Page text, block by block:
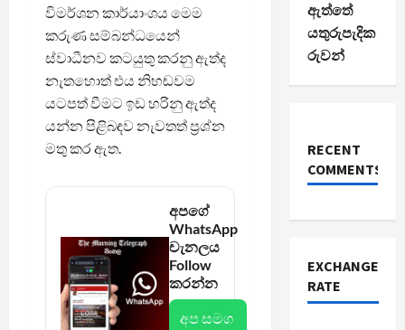
විමර්ශන කාර්යාංශය මෙම
කරුණ සම්බන්ධයෙන්
ස්වාධීනව කටයුතු කරනු ඇත්ද
නැතහොත් එය නිහඬවම
යටපත් වීමට ඉඩ හරිනු ඇත්ද
යන්න පිළිබඳව නැවතත් ප්‍රශ්න
මතු කර ඇත.
අපගේ
WhatsApp
චැනලය
Follow
කරන්න
අප සමග
ඇත්තේ
යතුරුපැදික
රුවන්
RECENT
COMMENTS
EXCHANGE
RATE